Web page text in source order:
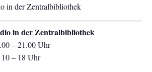
in der Zentralbibliothek
in der Zentralbibliothek
– 21.00 Uhr
10 – 18 Uhr